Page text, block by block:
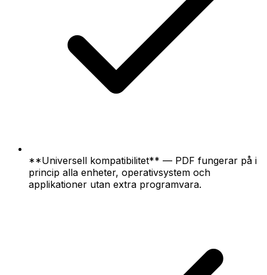
**Universell kompatibilitet** — PDF fungerar på i
princip alla enheter, operativsystem och
applikationer utan extra programvara.